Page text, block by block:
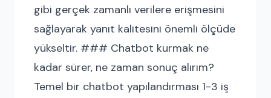
gibi gerçek zamanlı verilere erişmesini
sağlayarak yanıt kalitesini önemli ölçüde
yükseltir. ### Chatbot kurmak ne
kadar sürer, ne zaman sonuç alırım?
Temel bir chatbot yapılandırması 1-3 iş